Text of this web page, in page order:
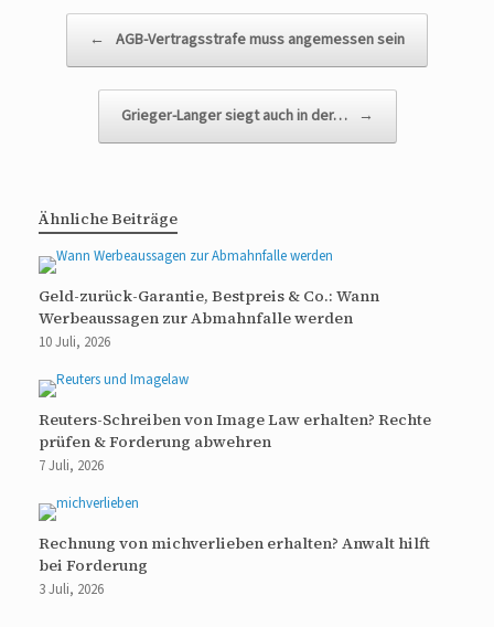
← AGB-Vertragsstrafe muss angemessen sein
Grieger-Langer siegt auch in der… →
Ähnliche Beiträge
Geld-zurück-Garantie, Bestpreis & Co.: Wann
Werbeaussagen zur Abmahnfalle werden
10 Juli, 2026
Reuters-Schreiben von Image Law erhalten? Rechte
prüfen & Forderung abwehren
7 Juli, 2026
Rechnung von michverlieben erhalten? Anwalt hilft
bei Forderung
3 Juli, 2026